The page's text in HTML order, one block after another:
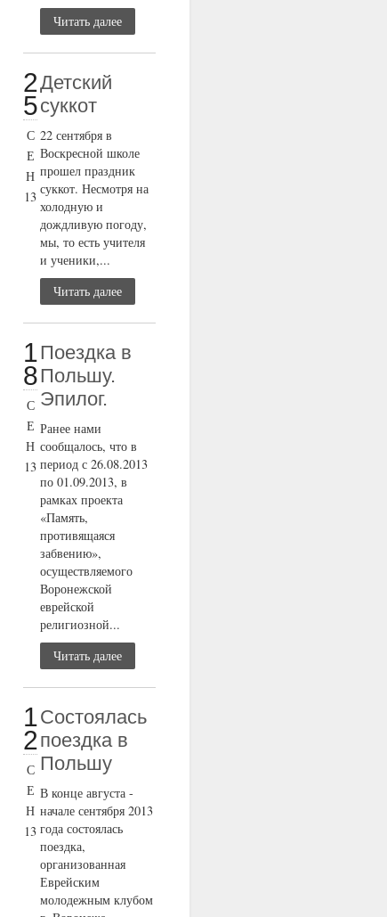
Читать далее
2
5
С
Е
Н
13
Детский
суккот
22 сентября в
Воскресной школе
прошел праздник
суккот. Несмотря на
холодную и
дождливую погоду,
мы, то есть учителя
и ученики,...
Читать далее
1
8
С
Е
Н
13
Поездка в
Польшу.
Эпилог.
Ранее нами
сообщалось, что в
период с 26.08.2013
по 01.09.2013, в
рамках проекта
«Память,
противящаяся
забвению»,
осуществляемого
Воронежской
еврейской
религиозной...
Читать далее
1
2
С
Е
Н
13
Состоялась
поездка в
Польшу
В конце августа -
начале сентября 2013
года состоялась
поездка,
организованная
Еврейским
молодежным клубом